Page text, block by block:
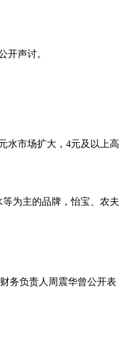
开声讨。
水市场扩大，4元及以上高
为主的品牌，怡宝、农夫
务负责人周震华曾公开表